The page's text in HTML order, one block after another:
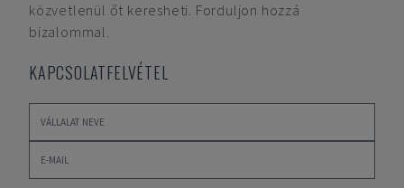
közvetlenül őt keresheti. Forduljon hozzá
bizalommal.
KAPCSOLATFELVÉTEL